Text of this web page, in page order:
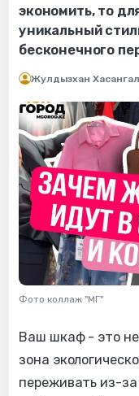
экономить, то
уникальный
бесконечного
Жулдызхан
Фото коллаж "МГ"
Ваш шкаф - это
зона
переживать из-